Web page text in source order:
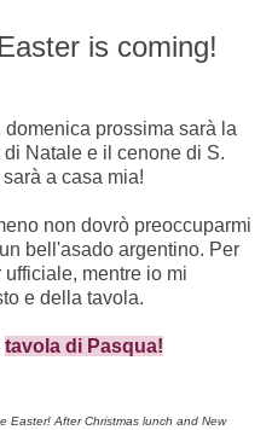
is coming!
prossima sarà la
Natale e il cenone di S.
a casa mia!
non dovrò preoccuparmi
bell'asado argentino. Per
mentre io mi
e della tavola.
tavola di Pasqua!
Easter! After Christmas lunch and New